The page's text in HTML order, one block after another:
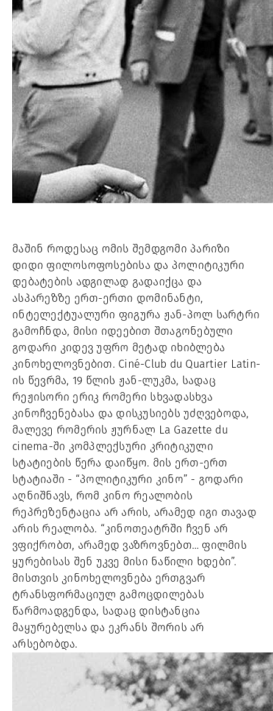
მაშინ როდესაც ომის შემდგომი პარიზი
დიდი ფილოსოფოსებისა და პოლიტიკური
დებატების ადგილად გადაიქცა და
ასპარეზზე ერთ-ერთი დომინანტი,
ინტელექტუალური ფიგურა ჟან-პოლ სარტრი
გამოჩნდა, მისი იდეებით შთაგონებული
გოდარი კიდევ უფრო მეტად იხიბლება
კინოხელოვნებით. Ciné-Club du Quartier Latin-
ის წევრმა, 19 წლის ჟან-ლუკმა, სადაც
რეჟისორი ერიკ რომერი სხვადასხვა
კინოჩვენებასა და დისკუსიებს უძღვებოდა,
მალევე რომერის ჟურნალ La Gazette du
cinema-ში კომპლექსური კრიტიკული
სტატიების წერა დაიწყო. მის ერთ-ერთ
სტატიაში - “პოლიტიკური კინო” - გოდარი
აღნიშნავს, რომ კინო რეალობის
რეპრეზენტაცია არ არის, არამედ იგი თავად
არის რეალობა. “კინოთეატრში ჩვენ არ
ვფიქრობთ, არამედ ვაზროვნებთ… ფილმის
ყურებისას შენ უკვე მისი ნაწილი ხდები”.
მისთვის კინოხელოვნება ერთგვარ
ტრანსფორმაციულ გამოცდილებას
წარმოადგენდა, სადაც დისტანცია
მაყურებელსა და ეკრანს შორის არ
არსებობდა.